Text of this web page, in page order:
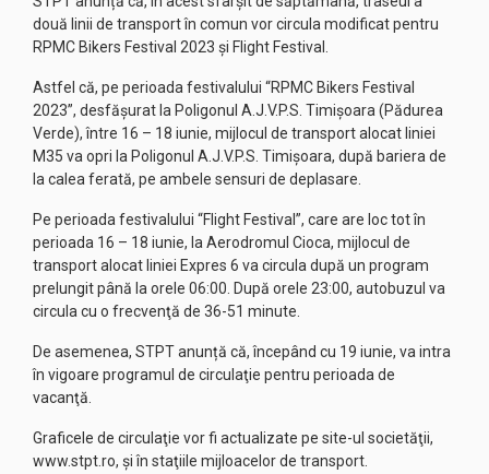
două linii de transport în comun vor circula modificat pentru
RPMC Bikers Festival 2023 și Flight Festival.
Astfel că, pe perioada festivalului “RPMC Bikers Festival
2023”, desfăşurat la Poligonul A.J.V.P.S. Timişoara (Pădurea
Verde), între 16 – 18 iunie, mijlocul de transport alocat liniei
M35 va opri la Poligonul A.J.V.P.S. Timişoara, după bariera de
la calea ferată, pe ambele sensuri de deplasare.
Pe perioada festivalului “Flight Festival”, care are loc tot în
perioada 16 – 18 iunie, la Aerodromul Cioca, mijlocul de
transport alocat liniei Expres 6 va circula după un program
prelungit până la orele 06:00. După orele 23:00, autobuzul va
circula cu o frecvenţă de 36-51 minute.
De asemenea, STPT anunță că, începând cu 19 iunie, va intra
în vigoare programul de circulaţie pentru perioada de
vacanţă.
Graficele de circulaţie vor fi actualizate pe site-ul societăţii,
www.stpt.ro, şi în staţiile mijloacelor de transport.